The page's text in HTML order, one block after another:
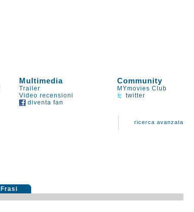
Multimedia Community
Trailer
MYmovies Club
Video recensioni
twitter
diventa fan
ricerca avanzata
Frasi